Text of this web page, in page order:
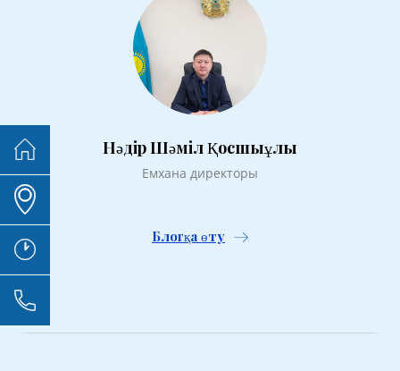
Нәдір Шәміл Қосшыұлы
Емхана директоры
Блогқа өту